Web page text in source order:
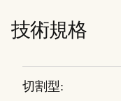
技術規格
切割型: